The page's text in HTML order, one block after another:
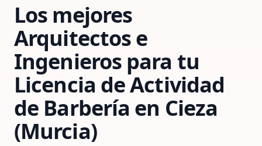
Los mejores
Arquitectos e
Ingenieros para tu
Licencia de Actividad
de Barbería en Cieza
(Murcia)